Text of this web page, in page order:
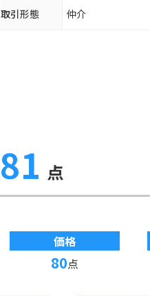
取引形態 仲介
81 点
価格
80点